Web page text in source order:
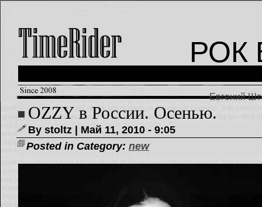
РОК
Евгений
OZZY в России. Осенью.
By stoltz | Май 11, 2010 - 9:05
Posted in Category: new